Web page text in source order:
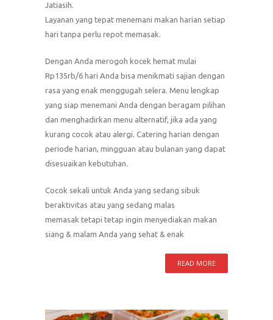
Jatiasih.
Layanan yang tepat menemani makan harian setiap
hari tanpa perlu repot memasak.
Dengan Anda merogoh kocek hemat mulai
Rp135rb/6 hari Anda bisa menikmati sajian dengan
rasa yang enak menggugah selera. Menu lengkap
yang siap menemani Anda dengan beragam pilihan
dan menghadirkan menu alternatif, jika ada yang
kurang cocok atau alergi. Catering harian dengan
periode harian, mingguan atau bulanan yang dapat
disesuaikan kebutuhan.
Cocok sekali untuk Anda yang sedang sibuk
beraktivitas atau yang sedang malas
memasak tetapi tetap ingin menyediakan makan
siang & malam Anda yang sehat & enak
READ MORE